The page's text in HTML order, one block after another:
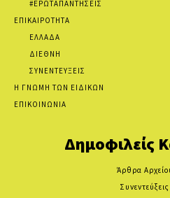
#ΕΡΩΤΑΠΑΝΤΗΣΕΙΣ
ΕΠΙΚΑΙΡΟΤΗΤΑ
ΕΛΛΑΔΑ
ΔΙΕΘΝΗ
ΣΥΝΕΝΤΕΥΞΕΙΣ
Η ΓΝΩΜΗ ΤΩΝ ΕΙΔΙΚΩΝ
ΕΠΙΚΟΙΝΩΝΙΑ
Δημοφιλείς
Άρθρα
Συνεντεύξεις